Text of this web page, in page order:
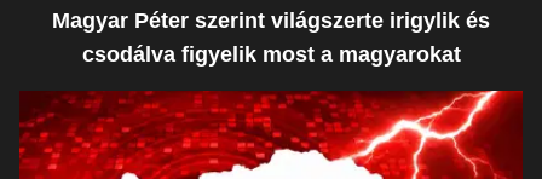
Magyar Péter szerint világszerte irigylik és
csodálva figyelik most a magyarokat